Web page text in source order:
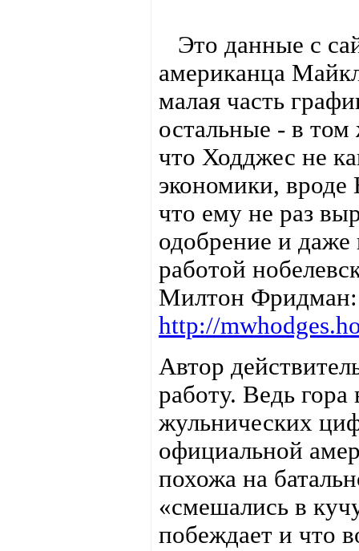
Это данные с
американца
малая часть
остальные - в
что Ходджес не
экономики,
что ему не раз
одобрение и даже
работой
Милтон Фридман:
http://
Автор
работу. Ведь
жульнических
официальной
похожа на
«смешались в
побеждает и что